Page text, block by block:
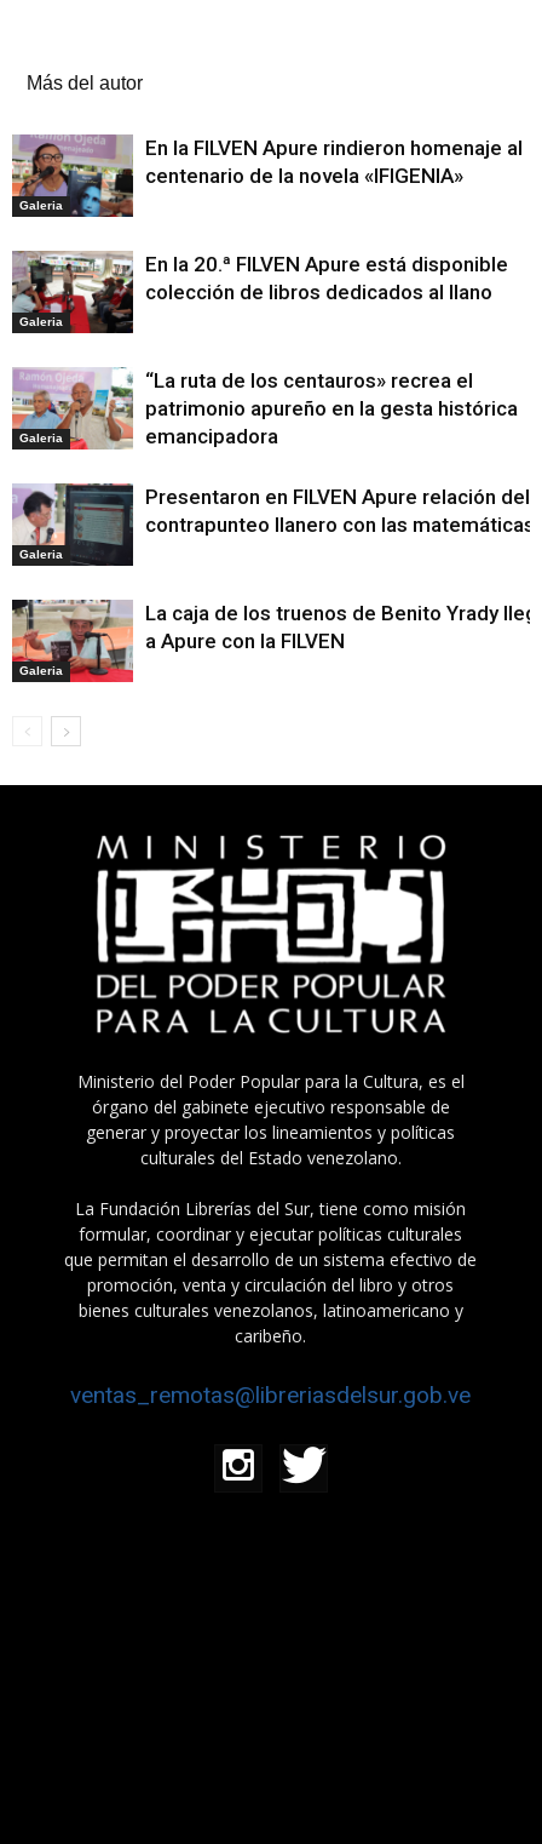
Más del autor
Galeria
En la FILVEN Apure rindieron homenaje al
centenario de la novela «IFIGENIA»
Galeria
En la 20.ª FILVEN Apure está disponible
colección de libros dedicados al llano
Galeria
“La ruta de los centauros» recrea el
patrimonio apureño en la gesta histórica
emancipadora
Galeria
Presentaron en FILVEN Apure relación del
contrapunteo llanero con las matemáticas
Galeria
La caja de los truenos de Benito Yrady
a Apure con la FILVEN
Ministerio del Poder Popular para la Cultura, es el
órgano del gabinete ejecutivo responsable de
generar y proyectar los lineamientos y políticas
culturales del Estado venezolano.
La Fundación Librerías del Sur, tiene como misión
formular, coordinar y ejecutar políticas culturales
que permitan el desarrollo de un sistema efectivo de
promoción, venta y circulación del libro y otros
bienes culturales venezolanos, latinoamericano y
caribeño.
ventas_remotas@libreriasdelsur.gob.ve